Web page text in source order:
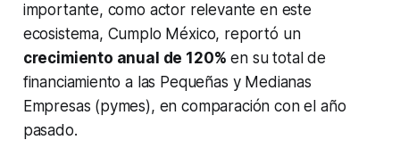
importante, como actor relevante en este
ecosistema, Cumplo México, reportó un
crecimiento anual de 120% en su total de
financiamiento a las Pequeñas y Medianas
Empresas (pymes), en comparación con el año
pasado.